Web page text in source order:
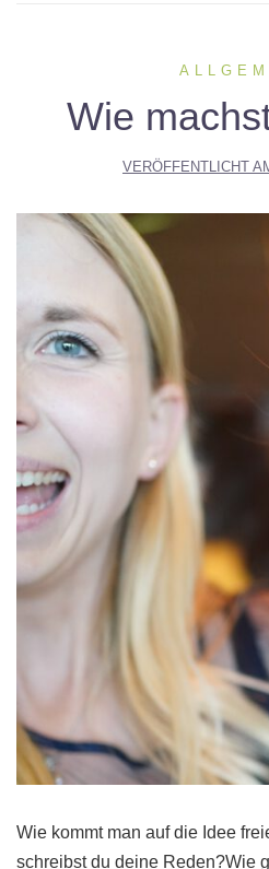
Wie
VERÖFFENTLICHT
Wie kommt man auf die Idee
schreibst du deine Reden?Wie